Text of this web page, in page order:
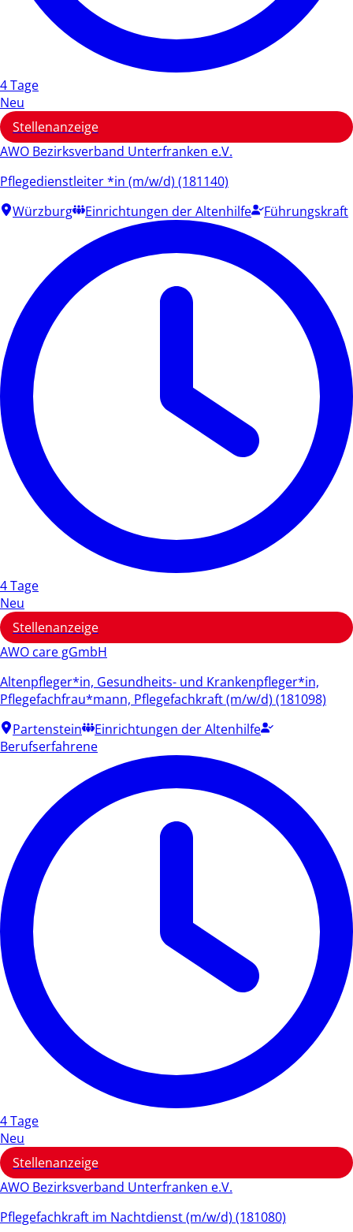
4 Tage
Neu
Stellenanzeige
AWO Bezirksverband Unterfranken e.V.
Pflegedienstleiter *in (m/w/d) (181140)
Würzburg
Einrichtungen der Altenhilfe Führungskraft
4 Tage
Neu
Stellenanzeige
AWO care gGmbH
Altenpfleger*in, Gesundheits- und Krankenpfleger*in,
Pflegefachfrau*mann, Pflegefachkraft (m/w/d) (181098)
Partenstein
Einrichtungen der Altenhilfe
Berufserfahrene
4 Tage
Neu
Stellenanzeige
AWO Bezirksverband Unterfranken e.V.
Pflegefachkraft im Nachtdienst (m/w/d) (181080)